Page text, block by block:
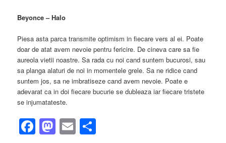
Beyonce – Halo
Piesa asta parca transmite optimism in fiecare vers al ei. Poate
doar de atat avem nevoie pentru fericire. De cineva care sa fie
aureola vietii noastre. Sa rada cu noi cand suntem bucurosi, sau
sa planga alaturi de noi in momentele grele. Sa ne ridice cand
suntem jos, sa ne imbratiseze cand avem nevoie. Poate e
adevarat ca in doi fiecare bucurie se dubleaza iar fiecare tristete
se injumatateste.
Facebook
Mastodon
Email